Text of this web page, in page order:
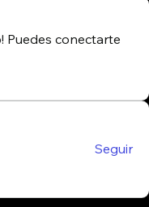
Puedes conectarte
Seguir